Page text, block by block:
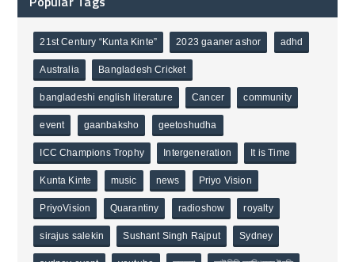
21st Century “Kunta Kinte” 2023 gaaner ashor adhd
Australia Bangladesh Cricket
bangladeshi english literature Cancer community
event gaanbaksho geetoshudha
ICC Champions Trophy Intergeneration It is Time
Kunta Kinte music news Priyo Vision
PriyoVision Quarantiny radioshow royalty
sirajus salekin Sushant Singh Rajput Sydney